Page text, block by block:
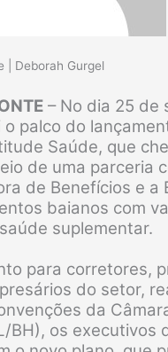
| Deborah Gurgel
– No dia 25 de
palco do
Saúde, que
de uma parceria
de Benefícios e a
baianos com
suplementar.
para corretores,
do setor,
da
BH), os executivos